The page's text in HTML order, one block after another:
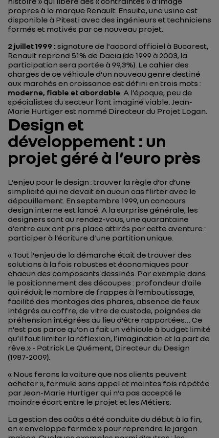
propres à la marque Renault. Ensuite, une usine est
disponible à Pitesti avec des ingénieurs et techniciens
formés et motivés par ce nouveau projet.
2 juillet 1999 :signature de l'accord officiel à Bucarest,
Renault reprend 51% de Dacia (de 1999 à 2003, la
participation sera portée à 99,3%). Le cahier des
charges de ce véhicule d’un nouveau genre destiné
aux marchés en croissance est défini en trois mots :
moderne, fiable et abordable. A l’époque, peu de
spécialistes du secteur l’ont imaginé viable. Jean-
Marie Hurtiger est nommé Directeur du Projet Logan.
Design et
développement : un
projet géré à l’euro près
L’enjeu pour le design : trouver la règle d’or d’une
simplicité qui ne devait en aucun cas flirter avec le
dépouillement. En septembre 1999, un concours
design interne est lancé. A la surprise générale, les
designers sont au rendez-vous, une quarantaine
d’entre eux ont pris place attirés par cette aventure :
participer à l’écriture d’une partition unique.
« Tout l’enjeu de la démarche était de trouver des
solutions à la fois robustes et économiques pour
chacun des composants dessinés. Par exemple dans
le positionnement des découpes : profondeur d’aile
qui réduit le nombre de frappes à l’emboutissage,
facilité des montages des phares, absence de feux
intégrés au coffre, de vitre de custode, poignées de
préhension intégrées au lieu d’être rapportées… Ce
n’est pas parce qu’on a fait un véhicule à budget limité
qu’il faut limiter la réflexion, l’imagination et la part de
rêve.» - Patrick Le Quément, Directeur du Design
(1987-2009).
« Nous ferons la voiture que nos clients peuvent
acheter », formule sans appel et maintes fois répétée
par Jean-Marie Hurtiger qui n’a pas accepté le
moindre écart entre le projet et les Métiers.
La gestion des coûts a été conduite du début à la fin,
en « enveloppe fermée » pour reprendre le jargon